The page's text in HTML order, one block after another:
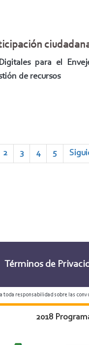
para el
de recursos
Page
2 Page
3 Page
4 Page
5
Términos de
toda responsabilidad sobre las
2018